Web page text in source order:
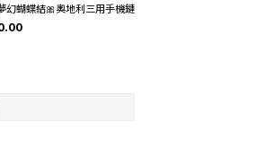
幻蝴蝶結🎀奧地利三用手機鏈